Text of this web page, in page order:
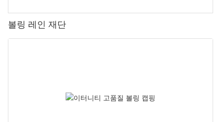
볼링 레인 재단